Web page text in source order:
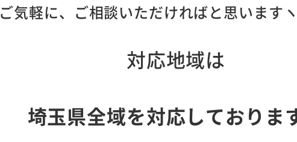
ご気軽に、ご相談いただければと思います
対応地域は
埼玉県全域を対応しておりま